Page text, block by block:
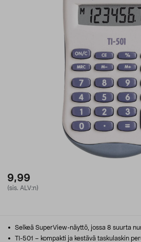
9,99
(sis. ALV:n)
Selkeä SuperView-näyttö, jossa 8 suurta
TI-501 – kompakti ja kestävä taskulaskin